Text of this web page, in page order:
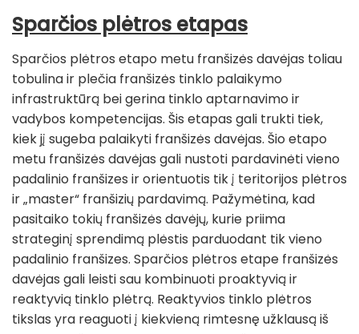
Sparčios plėtros etapas
Sparčios plėtros etapo metu franšizės davėjas toliau
tobulina ir plečia franšizės tinklo palaikymo
infrastruktūrą bei gerina tinklo aptarnavimo ir
vadybos kompetencijas. Šis etapas gali trukti tiek,
kiek jį sugeba palaikyti franšizės davėjas. Šio etapo
metu franšizės davėjas gali nustoti pardavinėti vieno
padalinio franšizes ir orientuotis tik į teritorijos plėtros
ir „master“ franšizių pardavimą. Pažymėtina, kad
pasitaiko tokių franšizės davėjų, kurie priima
strateginį sprendimą plėstis parduodant tik vieno
padalinio franšizes. Sparčios plėtros etape franšizės
davėjas gali leisti sau kombinuoti proaktyvią ir
reaktyvią tinklo plėtrą. Reaktyvios tinklo plėtros
tikslas yra reaguoti į kiekvieną rimtesnę užklausą iš